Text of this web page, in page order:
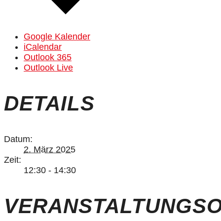
Google Kalender
iCalendar
Outlook 365
Outlook Live
DETAILS
Datum:
2. März 2025
Zeit:
12:30 - 14:30